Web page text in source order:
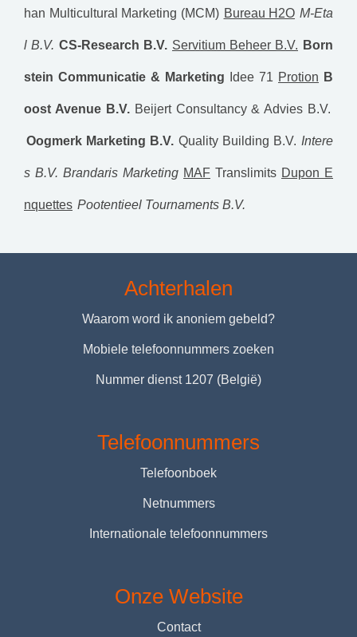
han Multicultural Marketing (MCM) Bureau H2O M-Eta
l B.V. CS-Research B.V. Servitium Beheer B.V. Born
stein Communicatie & Marketing Idee 71 Protion B
oost Avenue B.V. Beijert Consultancy & Advies B.V.
Oogmerk Marketing B.V. Quality Building B.V. Intere
s B.V. Brandaris Marketing MAF Translimits Dupon E
nquettes Pootentieel Tournaments B.V.
Achterhalen
Waarom word ik anoniem gebeld?
Mobiele telefoonnummers zoeken
Nummer dienst 1207 (België)
Telefoonnummers
Telefoonboek
Netnummers
Internationale telefoonnummers
Onze Website
Contact